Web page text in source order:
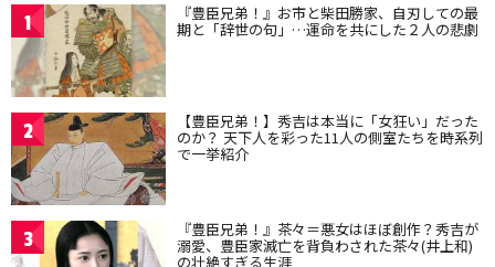
1 『豊臣兄弟！』お市と柴田勝家、自刃しての最
期と「辞世の句」…運命を共にした２人の悲劇
2 【豊臣兄弟！】秀吉は本当に「女狂い」だった
のか？ 天下人を彩った11人の側室たちを時系列
で一挙紹介
3 『豊臣兄弟！』茶々＝悪女はほぼ創作？秀吉が
溺愛、豊臣家滅亡を背負わされた茶々(井上和)
の壮絶すぎる生涯